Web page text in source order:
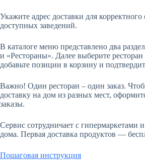
Укажите адрес доставки для
доступных заведений.
В каталоге меню представлено два
и «Рестораны». Далее выберите
добавьте позиции в корзину и
Важно! Один ресторан – один заказ.
доставку на дом из разных мест,
заказы.
Сервис сотрудничает с гипермаркетами
дома. Первая доставка продуктов —
Пошаговая инструкция